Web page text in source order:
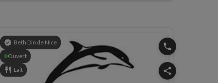
verified Beth Din de Nice
Ouvert
restaurant Lait
phone
share